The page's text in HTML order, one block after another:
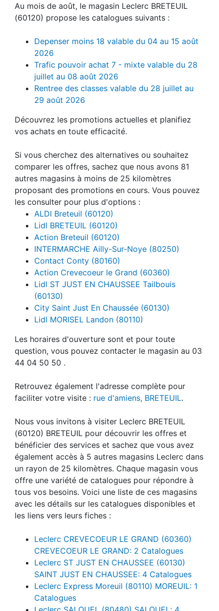
Au mois de août, le magasin Leclerc BRETEUIL
(60120) propose les catalogues suivants :
Depenser moins 18 valable du 04 au 15 août
2026
Trafic pouvoir achat 7 - mixte valable du 28
juillet au 08 août 2026
Rentree des classes valable du 28 juillet au
29 août 2026
Découvrez les promotions actuelles et planifiez
vos achats en toute efficacité.
Si vous cherchez des alternatives ou souhaitez
comparer les offres, sachez que nous avons 81
autres magasins à moins de 25 kilomètres
proposant des promotions en cours. Vous pouvez
les consulter pour plus d'options :
ALDI Breteuil (60120)
Lidl BRETEUIL (60120)
Action Breteuil (60120)
INTERMARCHE Ailly-Sur-Noye (80250)
Contact Conty (80160)
Action Crevecoeur le Grand (60360)
Lidl ST JUST EN CHAUSSEE Tailbouis
(60130)
City Saint Just En Chaussée (60130)
Lidl MORISEL Landon (80110)
Les horaires d'ouverture sont et pour toute
question, vous pouvez contacter le magasin au 03
44 04 50 50 .
Retrouvez également l'adresse complète pour
faciliter votre visite : rue d'amiens, BRETEUIL.
Nous vous invitons à visiter Leclerc BRETEUIL
(60120) BRETEUIL pour découvrir les offres et
bénéficier des services et sachez que vous avez
également accès à 5 autres magasins Leclerc dans
un rayon de 25 kilomètres. Chaque magasin vous
offre une variété de catalogues pour répondre à
tous vos besoins. Voici une liste de ces magasins
avec les détails sur les catalogues disponibles et
les liens vers leurs fiches :
Leclerc CREVECOEUR LE GRAND (60360)
CREVECOEUR LE GRAND: 2 Catalogues
Leclerc ST JUST EN CHAUSSEE (60130)
SAINT JUST EN CHAUSSEE: 4 Catalogues
Leclerc Express Moreuil (80110) MOREUIL: 1
Catalogues